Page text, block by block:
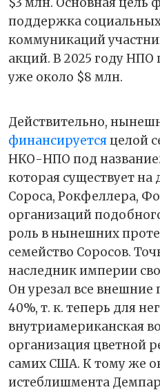
поддержка
коммуникаций
акций. В 2025 году НПО
уже около $8 млн.
Действительно,
финансируетсяцелой
НКО-НПО под
которая существует
Сороса, Рокфеллера,
организаций
роль в нынешних
семейство Соросов.
наследник империи
Он урезал все
40%, т. к. теперь для
внутриамериканская
организация цветной
самих США. К тому же
истеблишмента